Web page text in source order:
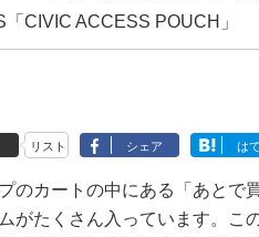
CIVIC ACCESS POUCH」
リスト シェア は
のカートの中にある「あとで
がたくさん入っています。こ